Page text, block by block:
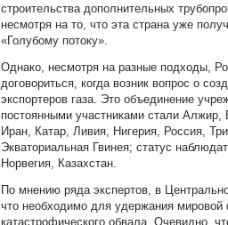
строительства дополнительных
несмотря на то, что эта страна уже
«Голубому потоку».
Однако, несмотря на разные подходы,
договориться, когда возник вопрос о
экспортеров газа. Это объединение
постоянными участниками стали Алжир,
Иран, Катар, Ливия, Нигерия, Россия,
Экваториальная Гвинея; статус
Норвегия, Казахстан.
По мнению ряда экспертов, в
что необходимо для удержания
катастрофического обвала. Очевидно,